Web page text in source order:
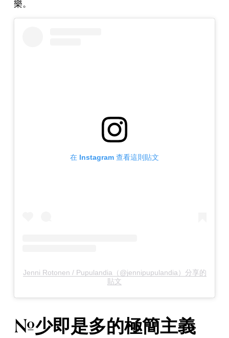
樂。
在 Instagram 查看這則貼文
Jenni Rotonen / Pupulandia（@jennipupulandia）分享的
貼文
#少即是多的極簡主義